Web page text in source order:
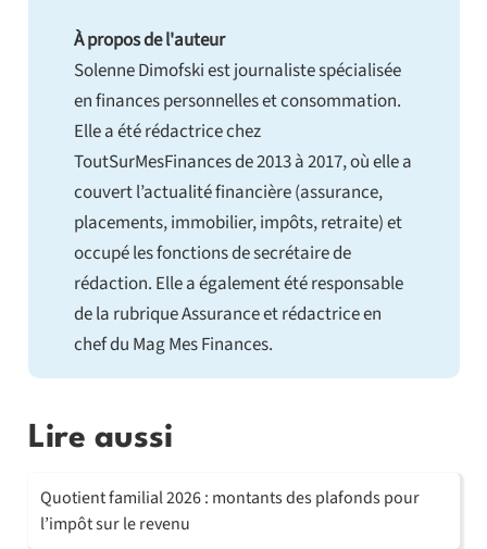
À propos de l'auteur
Solenne Dimofski est journaliste spécialisée
en finances personnelles et consommation.
Elle a été rédactrice chez
ToutSurMesFinances de 2013 à 2017, où elle a
couvert l’actualité financière (assurance,
placements, immobilier, impôts, retraite) et
occupé les fonctions de secrétaire de
rédaction. Elle a également été responsable
de la rubrique Assurance et rédactrice en
chef du Mag Mes Finances.
Lire aussi
Quotient familial 2026 : montants des plafonds pour
l’impôt sur le revenu